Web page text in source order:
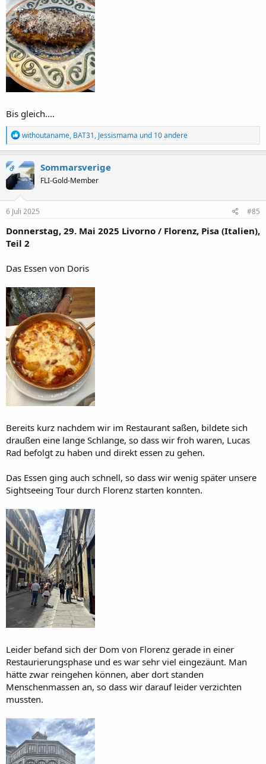
Bis gleich....
R
e
a
k
t
i
o
n
e
:
withoutaname, BAT31, Jessismama und 10 andere
OP Sommarsverige
FLI-Gold-Member
6 Juli 2025 #85
Donnerstag, 29. Mai 2025 Livorno / Florenz, Pisa (Italien),
Teil 2
Das Essen von Doris
Bereits kurz nachdem wir im Restaurant saßen, bildete sich
draußen eine lange Schlange, so dass wir froh waren, Lucas
Rad befolgt zu haben und direkt essen zu gehen.
Das Essen ging auch schnell, so dass wir wenig später unsere
Sightseeing Tour durch Florenz starten konnten.
Leider befand sich der Dom von Florenz gerade in einer
Restaurierungsphase und es war sehr viel eingezäunt. Man
hätte zwar reingehen können, aber dort standen
Menschenmassen an, so dass wir darauf leider verzichten
mussten.